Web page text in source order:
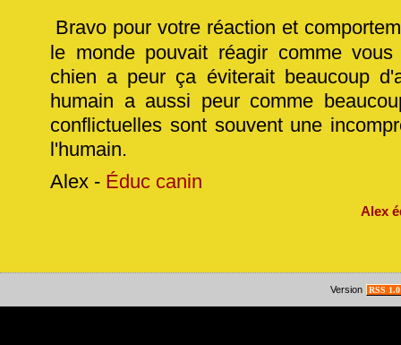
Bravo pour votre réaction et
le monde pouvait réagir comme
chien a peur ça éviterait beaucoup
humain a aussi peur comme
conflictuelles sont souvent une
l'humain.
Alex - Éduc canin
Alex
Version RSS